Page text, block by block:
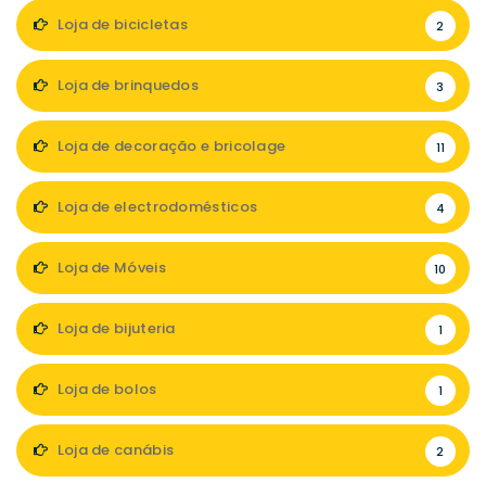
Loja de bicicletas 2
Loja de brinquedos 3
Loja de decoração e bricolage 11
Loja de electrodomésticos 4
Loja de Móveis 10
Loja de bijuteria 1
Loja de bolos 1
Loja de canábis 2